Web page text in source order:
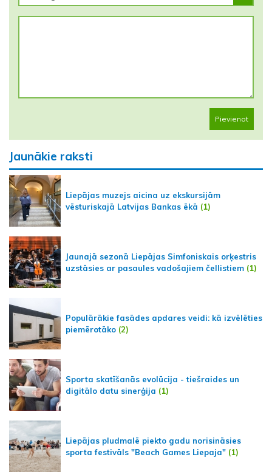
Pievienot
Jaunākie raksti
Liepājas muzejs aicina uz ekskursijām
vēsturiskajā Latvijas Bankas ēkā (1)
Jaunajā sezonā Liepājas Simfoniskais orķestris
uzstāsies ar pasaules vadošajiem čellistiem (1)
Populārākie fasādes apdares veidi: kā izvēlēties
piemērotāko (2)
Sporta skatīšanās evolūcija - tiešraides un
digitālo datu sinerģija (1)
Liepājas pludmalē piekto gadu norisināsies
sporta festivāls "Beach Games Liepaja" (1)